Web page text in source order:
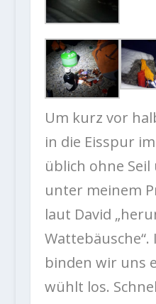
Um kurz vor
in die Eisspur
üblich ohne
unter meinem
laut David
binden wir uns
wühlt los.